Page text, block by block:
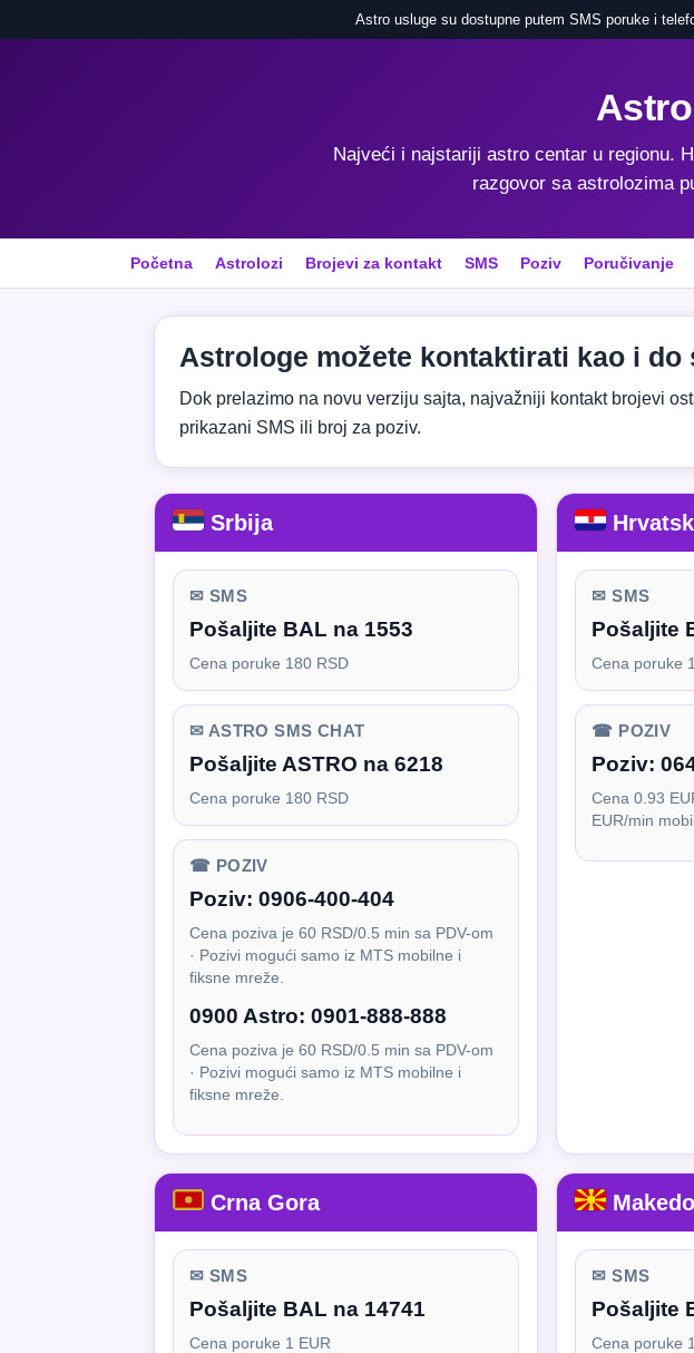
Astro usluge su dostupne putem SMS poruke i
Najveći i najstariji astro centar u regionu.
razgovor sa astrolozima
Početna Astrolozi Brojevi za kontakt SMS Poziv Poručivanje
Astrologe možete kontaktirati kao i do
Dok prelazimo na novu verziju sajta, najvažniji kontakt brojevi
prikazani SMS ili broj za poziv.
Srbija
✉ SMS
Pošaljite BAL na 1553
Cena poruke 180 RSD
✉ ASTRO SMS CHAT
Pošaljite ASTRO na 6218
Cena poruke 180 RSD
☎ POZIV
Poziv: 0906-400-404
Cena poziva je 60 RSD/0.5 min sa PDV-om
· Pozivi mogući samo iz MTS mobilne i
fiksne mreže.
0900 Astro: 0901-888-888
Cena poziva je 60 RSD/0.5 min sa PDV-om
· Pozivi mogući samo iz MTS mobilne i
fiksne mreže.
✉ SMS
Pošaljite
Cena poruke
☎ POZIV
Poziv:
Cena 0.93
EUR/min
Crna Gora
✉ SMS
Pošaljite BAL na 14741
Cena poruke 1 EUR
✉ SMS
Pošaljite
Cena poruke